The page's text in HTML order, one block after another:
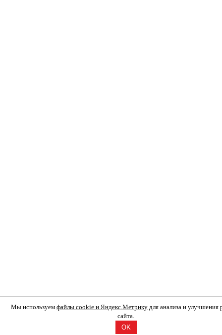
Мы используем файлы cookie и Яндекс.Метрику для анализа и улучшения
сайта.
OK